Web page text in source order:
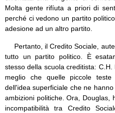
Molta gente rifíuta a priori di
perché ci vedono un partito
adesione ad un altro partito.
Pertanto, il Credito Sociale,
tutto un partito politico. È
stesso della scuola creditista:
meglio che quelle piccole
dell'idea superficiale che ne
ambizioni politiche. Ora, Douglas,
incompatibilità tra Credito